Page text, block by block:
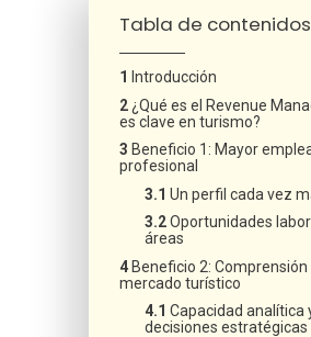
Tabla de contenidos
Introducción
¿Qué es el Revenue
es clave en turismo?
Beneficio 1: Mayor
profesional
Un perfil cada vez
Oportunidades
áreas
Beneficio 2:
mercado turístico
Capacidad analítica
decisiones estratégicas